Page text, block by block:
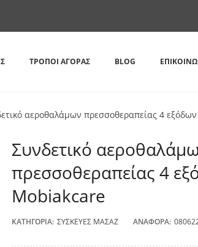
ΤΡΌΠΟΙ ΑΓΟΡΆΣ BLOG
αεροθαλάμων πρεσσοθεραπείας 4
Συνδετικό
πρεσσοθεραπείας 4
Mobiakcare
ΚΑΤΗΓΟΡΊΑ: ΣΥΣΚΕΥΈΣ ΜΑΣΆΖ ΑΝΑΦΟΡΆ: